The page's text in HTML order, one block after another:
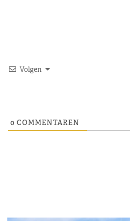
Volgen
0 COMMENTAREN